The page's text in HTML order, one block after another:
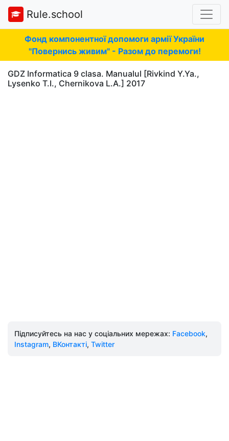
Rule.school
Фонд компонентної допомоги армії України
"Повернись живим" - Разом до перемоги!
GDZ Informatica 9 clasa. Manualul [Rivkind Y.Ya.,
Lysenko T.I., Chernikova L.A.] 2017
Підписуйтесь на нас у соціальних мережах: Facebook,
Instagram, ВКонтакті, Twitter